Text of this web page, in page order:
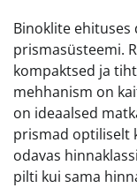
Binoklite
prismasüsteemi.
kompaktsed ja
mehhanism on
on ideaalsed
prismad optiliselt
odavas
pilti kui sama